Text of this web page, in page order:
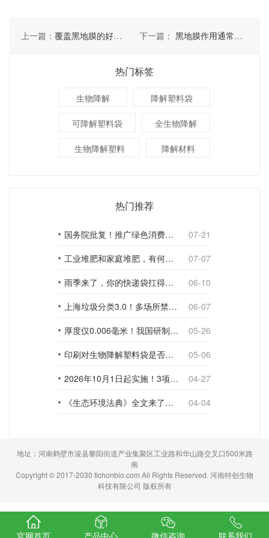
上一篇： 覆盖黑地膜的好处有几点 下一篇： 黑地膜作用通常表现几方面
热门标签
生物降解 降解塑料袋
可降解塑料袋 全生物降解
生物降解塑料 降解材料
热门推荐
国务院批复！推广绿色消费，引导使用环保可降解包装材料
07-21
工业堆肥和家庭堆肥，有何不同？
07-07
雨季来了，你的快递袋扛得住吗？
06-10
上海垃圾分类3.0！多场所禁止使用一次性塑料袋；推动快递包装绿色转型
06-07
厚度仅0.006毫米！我国研制出超薄型全生物降解渗水地膜
05-26
印刷对生物降解塑料袋是否构成影响？
05-06
2026年10月1日起实施！3项生物降解能力检测新国标
04-27
《生态环境法典》全文来了！降解材料、生物基应用与包装环保规范
04-04
地址：河南鹤壁市浚县黎阳街道产业集聚区工业路和华山路交叉口500米路
南
Copyright © 2017-2030 tichonbio.com All Rights Reserved. 河南特创生物
科技有限公司 版权所有
官网首页 产品中心 微信咨询 联系我们